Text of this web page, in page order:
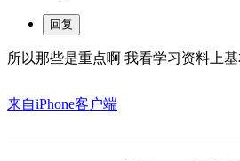
所以那些是重点啊 我看学习资料上
来自iPhone客户端